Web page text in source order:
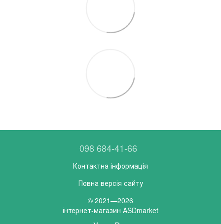
098 684-41-66
Контактна інформація
Повна версія сайту
© 2021—2026
інтернет-магазин ASDmarket